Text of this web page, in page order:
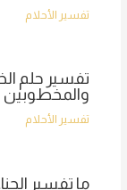
تفسير الأحلام
تفسير حلم
والمخطوبين
تفسير الأحلام
ما تفسير